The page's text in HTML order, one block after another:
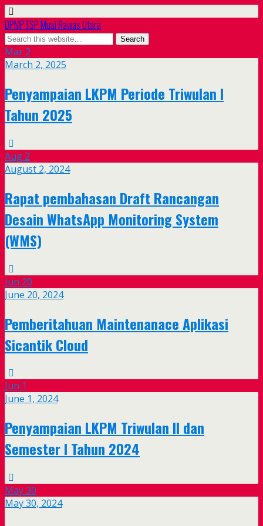
DPMPTSP Musi Rawas Utara
Mar 2
March 2, 2025
Penyampaian LKPM Periode Triwulan I
Tahun 2025
Aug 2
August 2, 2024
Rapat pembahasan Draft Rancangan
Desain WhatsApp Monitoring System
(WMS)
Jun 20
June 20, 2024
Pemberitahuan Maintenanace Aplikasi
Sicantik Cloud
Jun 1
June 1, 2024
Penyampaian LKPM Triwulan II dan
Semester I Tahun 2024
May30
May 30, 2024